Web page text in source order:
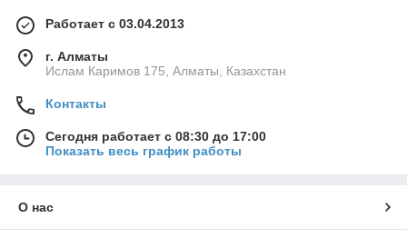
Работает с 03.04.2013
г. Алматы
Ислам Каримов 175, Алматы, Казахстан
Контакты
Сегодня работает с 08:30 до 17:00
Показать весь график работы
О нас